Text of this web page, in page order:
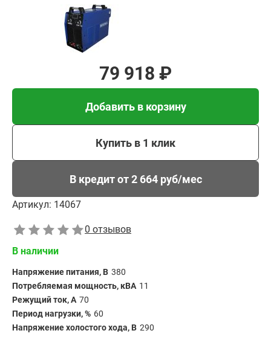
79 918 ₽
Добавить в корзину
Купить в 1 клик
В кредит от 2 664 руб/мес
Артикул: 14067
0 отзывов
В наличии
Напряжение питания, В 380
Потребляемая мощность, кВА 11
Режущий ток, А 70
Период нагрузки, % 60
Напряжение холостого хода, В 290
мес